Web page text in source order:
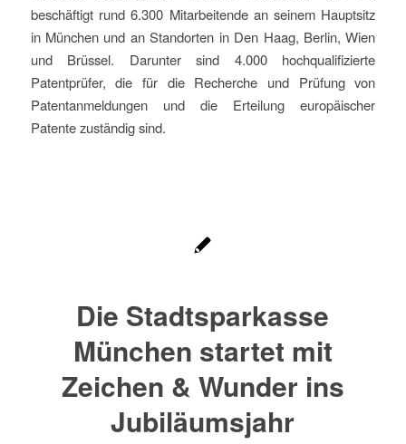
beschäftigt rund6.300 Mitarbeitendean seinem Hauptsitz
in München und an Standorten in Den Haag, Berlin, Wien
und Brüssel. Darunter sind 4.000 hochqualifizierte
Patentprüfer, die für die Recherche und Prüfung von
Patentanmeldungen und die Erteilung europäischer
Patente zuständig sind.
Die Stadtsparkasse
München startet mit
Zeichen & Wunder ins
Jubiläumsjahr